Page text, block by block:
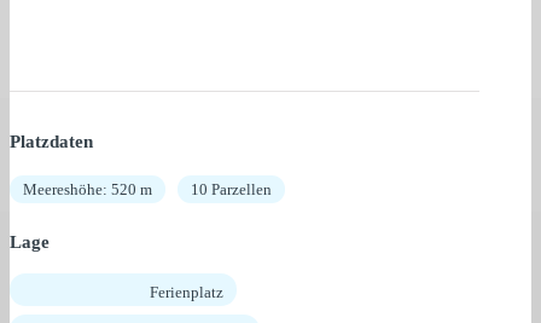
Platzdaten
Meereshöhe: 520 m 10 Parzellen
Lage
Ferienplatz